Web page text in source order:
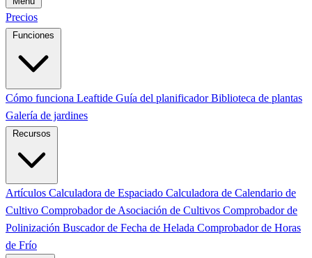
Precios
Funciones
Cómo funciona Leaftide Guía del planificadorBiblioteca de plantas
Galería de jardines
Recursos
Artículos Calculadora de Espaciado Calculadora de Calendario de
Cultivo Comprobador de Asociación de Cultivos Comprobador de
Polinización Buscador de Fecha de Helada Comprobador de Horas
de Frío